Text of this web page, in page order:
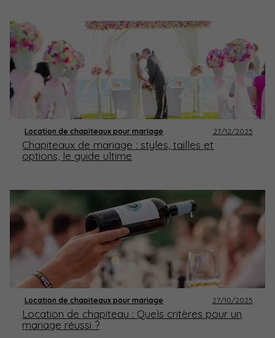
Location de chapiteaux pour mariage 27/12/2025
Chapiteaux de mariage : styles, tailles et
options, le guide ultime
Location de chapiteaux pour mariage 27/10/2025
Location de chapiteau : Quels critères pour un
mariage réussi ?